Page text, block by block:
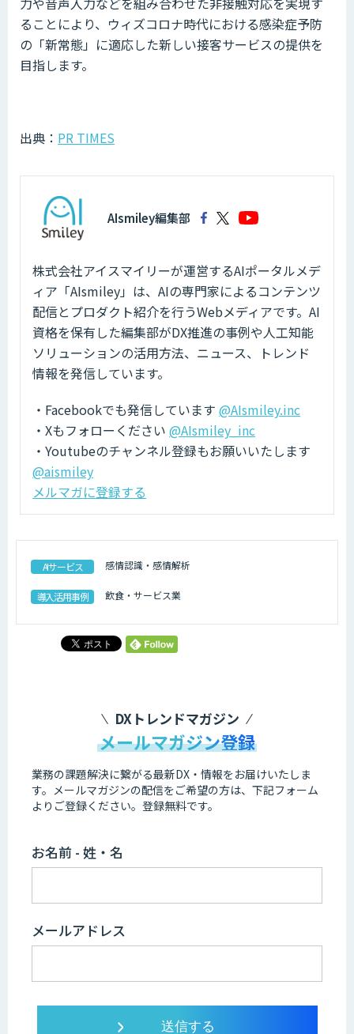
ることにより、ウィズコロナ時代における感染症予防
の「新常態」に適応した新しい接客サービスの提供を
目指します。
出典： PR TIMES
AIsmiley編集部
株式会社アイスマイリーが運営するAIポータルメデ
ィア「AIsmiley」は、AIの専門家によるコンテンツ
配信とプロダクト紹介を行うWebメディアです。AI
資格を保有した編集部がDX推進の事例や人工知能
ソリューションの活用方法、ニュース、トレンド
情報を発信しています。
・Facebookでも発信しています @AIsmiley.inc
・Xもフォローください @AIsmiley_inc
・Youtubeのチャンネル登録もお願いいたします
@aismiley
メルマガに登録する
AIサービス 感情認識・感情解析
導入活用事例 飲食・サービス業
DXトレンドマガジン
メールマガジン登録
業務の課題解決に繋がる最新DX・情報をお届けいたしま
す。 メールマガジンの配信をご希望の方は、下記フォーム
よりご登録ください。登録無料です。
お名前 - 姓・名
メールアドレス